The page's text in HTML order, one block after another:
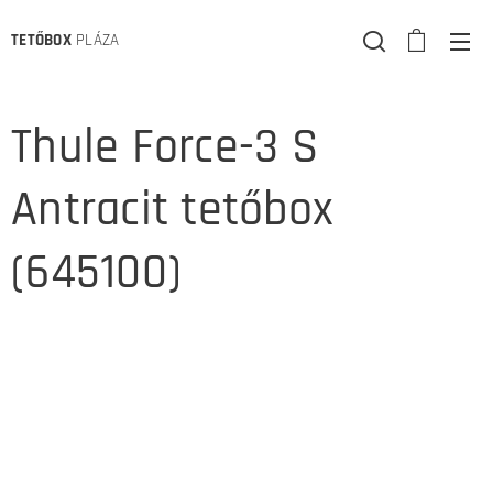
TETŐBOXPLÁZA
Thule Force-3 S
Antracit tetőbox
(645100)